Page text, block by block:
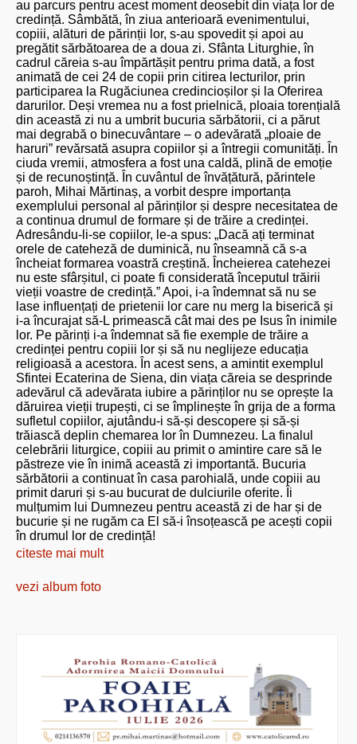
au parcurs pentru acest moment deosebit din viața lor de
credință. Sâmbătă, în ziua anterioară evenimentului,
copiii, alături de părinții lor, s-au spovedit și apoi au
pregătit sărbătoarea de a doua zi. Sfânta Liturghie, în
cadrul căreia s-au împărtășit pentru prima dată, a fost
animată de cei 24 de copii prin citirea lecturilor, prin
participarea la Rugăciunea credincioșilor și la Oferirea
darurilor. Deși vremea nu a fost prielnică, ploaia torențială
din această zi nu a umbrit bucuria sărbătorii, ci a părut
mai degrabă o binecuvântare – o adevărată „ploaie de
haruri” revărsată asupra copiilor și a întregii comunități. În
ciuda vremii, atmosfera a fost una caldă, plină de emoție
și de recunoștință. În cuvântul de învățătură, părintele
paroh, Mihai Mărtinaș, a vorbit despre importanța
exemplului personal al părinților și despre necesitatea de
a continua drumul de formare și de trăire a credinței.
Adresându-li-se copiilor, le-a spus: „Dacă ați terminat
orele de cateheză de duminică, nu înseamnă că s-a
încheiat formarea voastră creștină. Încheierea catehezei
nu este sfârșitul, ci poate fi considerată începutul trăirii
vieții voastre de credință.” Apoi, i-a îndemnat să nu se
lase influențați de prietenii lor care nu merg la biserică și
i-a încurajat să-L primească cât mai des pe Isus în inimile
lor. Pe părinți i-a îndemnat să fie exemple de trăire a
credinței pentru copiii lor și să nu neglijeze educația
religioasă a acestora. În acest sens, a amintit exemplul
Sfintei Ecaterina de Siena, din viața căreia se desprinde
adevărul că adevărata iubire a părinților nu se oprește la
dăruirea vieții trupești, ci se împlinește în grija de a forma
sufletul copiilor, ajutându-i să-și descopere și să-și
trăiască deplin chemarea lor în Dumnezeu. La finalul
celebrării liturgice, copiii au primit o amintire care să le
păstreze vie în inimă această zi importantă. Bucuria
sărbătorii a continuat în casa parohială, unde copiii au
primit daruri și s-au bucurat de dulciurile oferite. Îi
mulțumim lui Dumnezeu pentru această zi de har și de
bucurie și ne rugăm ca El să-i însoțească pe acești copii
în drumul lor de credință!
citeste mai mult
vezi album foto